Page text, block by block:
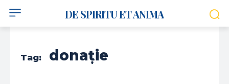
DE SPIRITU ET ANIMA
Tag: donație